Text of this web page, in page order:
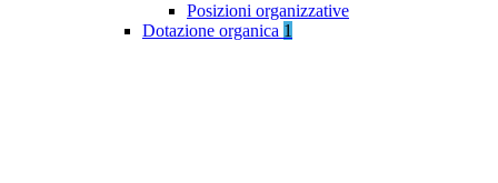
Posizioni organizzative
Dotazione organica 1